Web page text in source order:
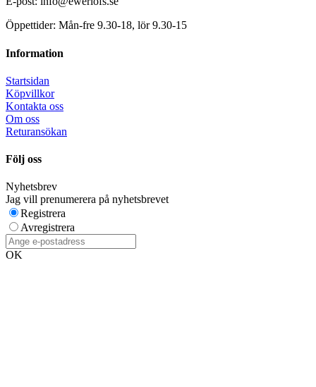
Öppettider: Mån-fre 9.30-18, lör 9.30-15
Information
Startsidan
Köpvillkor
Kontakta oss
Om oss
Returansökan
Följ oss
Nyhetsbrev
Jag vill prenumerera på nyhetsbrevet
Registrera
Avregistrera
OK